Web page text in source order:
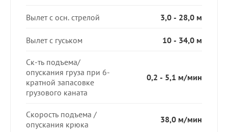
Вылет с осн. стрелой 3,0 - 28,0 м
Вылет с гуськом 10 - 34,0 м
Ск-ть подъема/
опускания груза при 6-
кратной запасовке
грузового каната
0,2 - 5,1 м/мин
Скорость подъема /
опускания крюка
38,0 м/мин